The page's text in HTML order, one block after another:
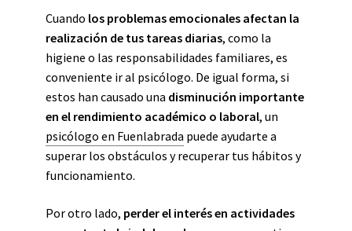
Cuando los problemas emocionales afectan la
realización de tus tareas diarias, como la
higiene o las responsabilidades familiares, es
conveniente ir al psicólogo. De igual forma, si
estos han causado una disminución importante
en el rendimiento académico o laboral, un
psicólogo en Fuenlabrada puede ayudarte a
superar los obstáculos y recuperar tus hábitos y
funcionamiento.
Por otro lado, perder el interés en actividades